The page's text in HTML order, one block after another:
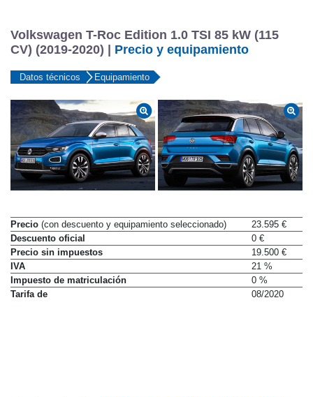
Volkswagen T-Roc Edition 1.0 TSI 85 kW (115
CV) (2019-2020) | Precio y equipamiento
Datos técnicos Equipamiento
Precio (con descuento y equipamiento seleccionado)
23.595 €
Descuento oficial
0 €
Precio sin impuestos
19.500 €
IVA
21 %
Impuesto de matriculación
0 %
Tarifa de
08/2020